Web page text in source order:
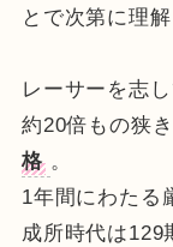
とで次第に理
レーサーを志
約20倍もの狭
格 。
1年間にわたる
成所時代は129